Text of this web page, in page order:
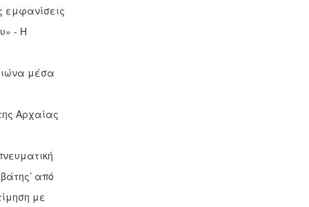
εμφανίσεις
- Η
μέσα
Αρχαίας
από
με